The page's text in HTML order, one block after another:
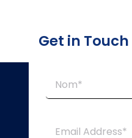
Get in Touch